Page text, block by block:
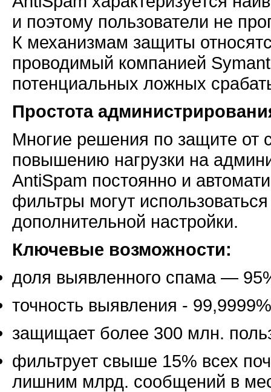
и поэтому пользователи не
К механизмам защиты
проводимый компанией
потенциальных ложных
Простота
Многие решения по защите от
повышению нагрузки на
AntiSpam постоянно и
фильтры могут
дополнительной настройки.
Ключевые возможности:
доля выявленного спама —
точность выявления -
защищает более 300 млн.
фильтрует свыше 15% всех
лишним млрд. сообщений в